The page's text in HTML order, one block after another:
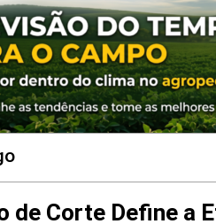
de Corte Define a